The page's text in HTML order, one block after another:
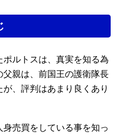
ルトスは、真実を知る為
親は、前国王の護衛隊長
、評判はあまり良くあり
売買をしている事を知っ